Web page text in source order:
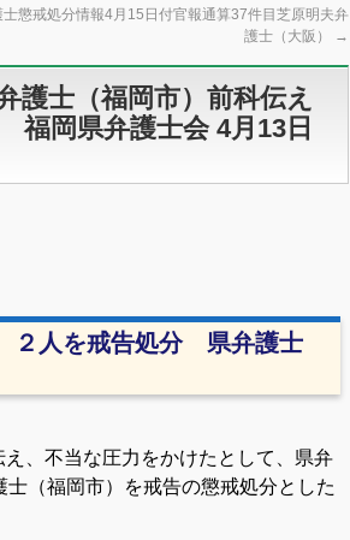
士懲戒処分情報4月15日付官報通算37件目芝原明夫弁
護士（大阪）
→
護士（福岡市）前科伝え
岡県弁護士会 4月13日
人を戒告処分 県弁護士
、不当な圧力をかけたとして、県弁
（福岡市）を戒告の懲戒処分とした